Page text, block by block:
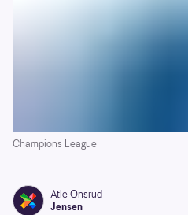
Champions League
Atle Onsrud
Jensen